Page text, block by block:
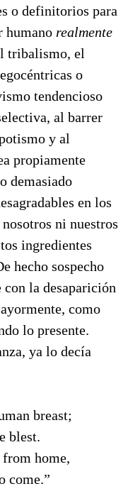
o definitorios para
humano realmente
tribalismo, el
o
tendencioso
al barrer
y al
propiamente
demasiado
en los
ni nuestros
ingredientes
hecho sospecho
con la desaparición
como
lo presente.
ya lo decía
breast;
blest.
from home,
come.”